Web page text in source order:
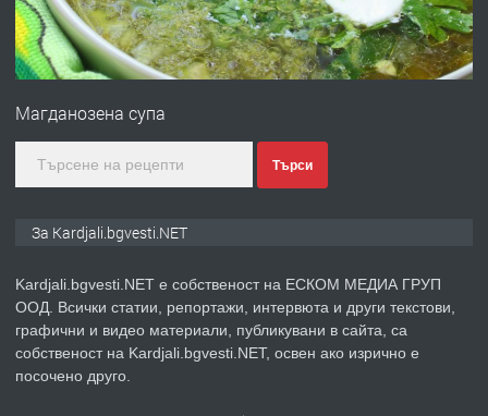
ПРЕДЛАГА
Гараж под наем в супер център
Кърджали
ПРЕДЛАГА
№3972 Парцел в регулация на брега
село Гняздово.
преди 1 година
ПРЕДЛАГА
Курс
„Електротехник”/”Електромонтьор”
Магданозена супа
Търси
За Kardjali.bgvesti.NET
Kardjali.bgvesti.NET е собственост на ЕСКОМ МЕДИА ГРУП
ООД. Всички статии, репортажи, интервюта и други текстови,
графични и видео материали, публикувани в сайта, са
собственост на Kardjali.bgvesti.NET, освен ако изрично е
посочено друго.